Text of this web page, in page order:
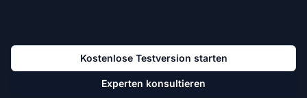
Kostenlose Testversion starten
Experten konsultieren